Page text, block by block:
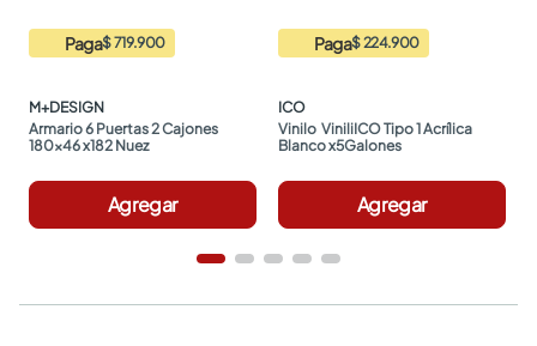
Paga$ 719.900
M+DESIGN
Armario 6 Puertas 2 Cajones
180x46 x182 Nuez
Agregar
Paga$ 224.900
ICO
Vinilo  ViniliICO Tipo 1 Acrílica
Blanco x5Galones
Agregar